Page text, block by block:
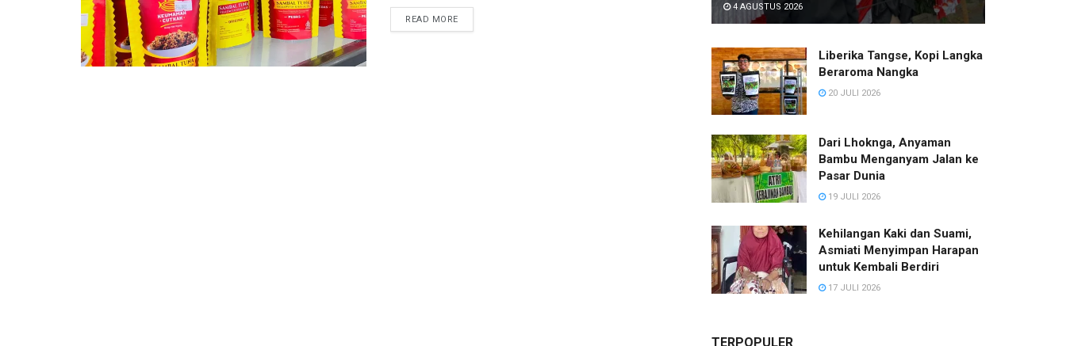
READ MORE
4 AGUSTUS 2026
Liberika Tangse, Kopi Langka
Beraroma Nangka
20 JULI 2026
Dari Lhoknga, Anyaman
Bambu Menganyam Jalan ke
Pasar Dunia
19 JULI 2026
Kehilangan Kaki dan Suami,
Asmiati Menyimpan Harapan
untuk Kembali Berdiri
17 JULI 2026
TERPOPULER